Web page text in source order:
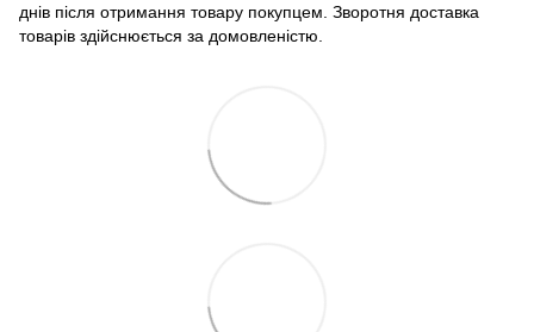
днів після отримання товару покупцем. Зворотня доставка
товарів здійснюється за домовленістю.